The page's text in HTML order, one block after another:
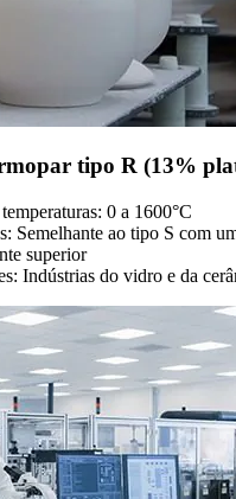
tipo R (13%
0 a 1600°C
Semelhante ao tipo S com
superior
Indústrias do vidro e da